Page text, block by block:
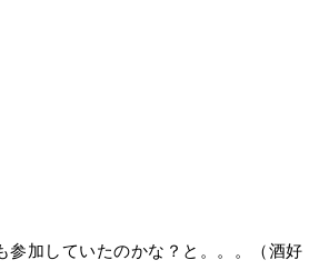
参加していたのかな？と。。。（酒好